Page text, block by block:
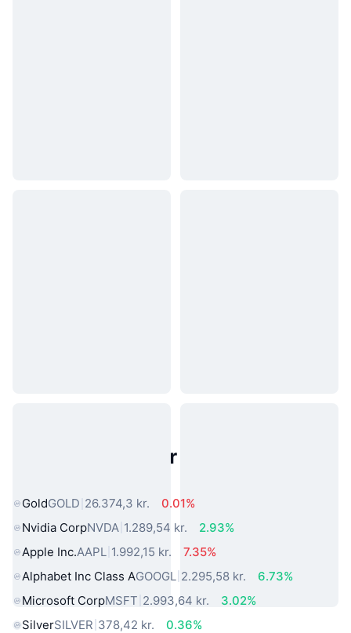
Populære aktiver fra den virkelige
GoldGOLD 26.374,3 kr.
0.01%
Nvidia CorpNVDA 1.289,54 kr.
2.93%
Apple Inc.AAPL 1.992,15 kr.
7.35%
Alphabet Inc Class AGOOGL 2.295,58 kr.
6.73%
Microsoft CorpMSFT 2.993,64 kr.
3.02%
SilverSILVER 378,42 kr.
0.36%